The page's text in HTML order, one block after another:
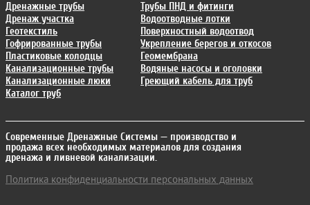
Дренажные трубы
Дренаж участка
Геотекстиль
Гофрированные трубы
Пластиковые колодцы
Канализационные трубы
Канализационные люки
Каталог труб
Трубы ПНД и фитинги
Водоотводные лотки
Поверхностный водоотвод
Укрепление берегов и откосов
Геомембрана
Водяные насосы и оголовки
Греющий кабель для труб
Современные Дренажные Системы — производство и
продажа всех необходимых материалов для создания
дренажа и ливневой канализации.
Политика конфиденциальности персональных данных